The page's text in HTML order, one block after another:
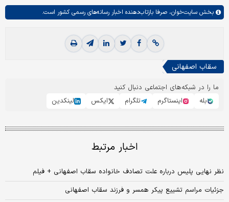
بخش سایت‌خوان، صرفا بازتاب‌دهنده اخبار رسانه‌های رسمی کشور است.
سقاب اصفهانی
ما را در شبکه‌های اجتماعی دنبال کنید
بله
اینستاگرم تلگرام ایکس لینکدین
اخبار مرتبط
نظر نهایی پلیس درباره علت تصادف خانواده سقاب اصفهانی + فیلم
جزئیات مراسم تشییع پیکر همسر و فرزند سقاب اصفهانی